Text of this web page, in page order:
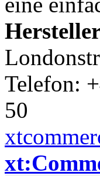
Telefon:
50